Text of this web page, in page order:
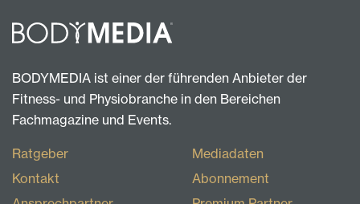
BODYMEDIA ist einer der führenden Anbieter der
Fitness- und Physiobranche in den Bereichen
Fachmagazine und Events.
Ratgeber
Kontakt
Mediadaten
Abonnement